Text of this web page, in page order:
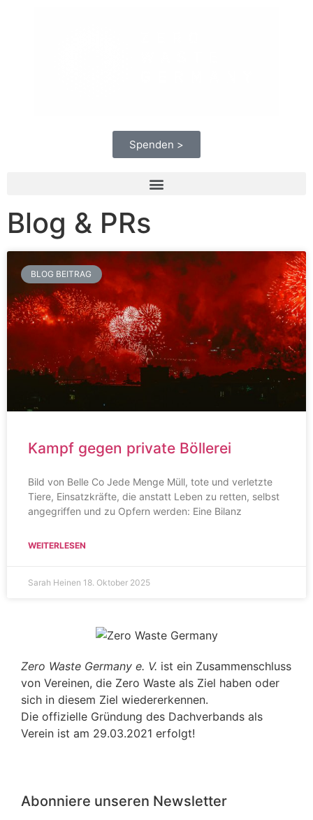
Spenden >
Blog & PRs
BLOG BEITRAG
Kampf gegen private Böllerei
Bild von Belle Co Jede Menge Müll, tote und verletzte
Tiere, Einsatzkräfte, die anstatt Leben zu retten, selbst
angegriffen und zu Opfern werden: Eine Bilanz
WEITERLESEN
Sarah Heinen 18. Oktober 2025
Zero Waste Germany e. V. ist ein Zusammenschluss
von Vereinen, die Zero Waste als Ziel haben oder
sich in diesem Ziel wiedererkennen.
Die offizielle Gründung des Dachverbands als
Verein ist am 29.03.2021 erfolgt!
Abonniere unseren Newsletter